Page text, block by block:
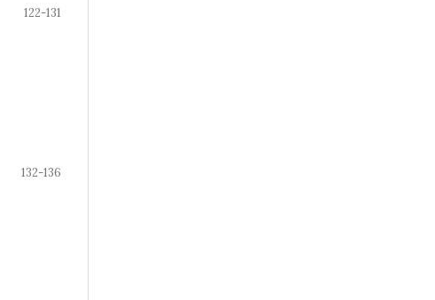
122-131
132-136